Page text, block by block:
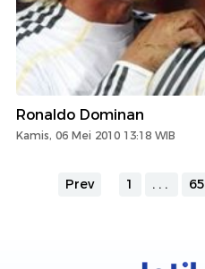
Ronaldo Dominan
Kamis, 06 Mei 2010 13:18 WIB
Prev 1 ... 65